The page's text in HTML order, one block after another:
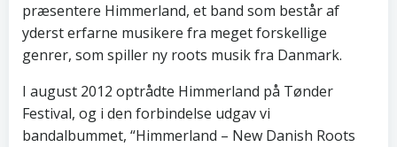
præsentere Himmerland, et band som består af
yderst erfarne musikere fra meget forskellige
genrer, som spiller ny roots musik fra Danmark.
I august 2012 optrådte Himmerland på Tønder
Festival, og i den forbindelse udgav vi
bandalbummet, “Himmerland – New Danish Roots